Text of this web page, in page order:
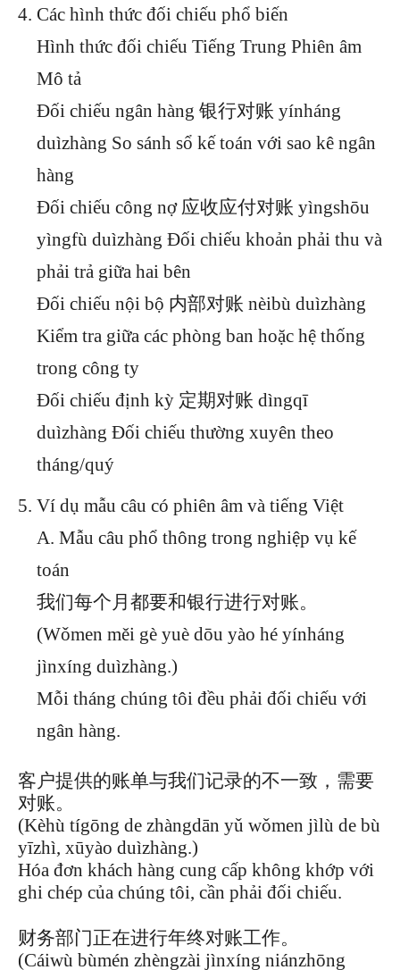
Các hình thức đối chiếu phổ biến
Hình thức đối chiếu Tiếng Trung Phiên âm
Mô tả
Đối chiếu ngân hàng 银行对账 yínháng
duìzhàng So sánh sổ kế toán với sao kê ngân
hàng
Đối chiếu công nợ 应收应付对账 yìngshōu
yìngfù duìzhàng Đối chiếu khoản phải thu và
phải trả giữa hai bên
Đối chiếu nội bộ 内部对账 nèibù duìzhàng
Kiểm tra giữa các phòng ban hoặc hệ thống
trong công ty
Đối chiếu định kỳ 定期对账 dìngqī
duìzhàng Đối chiếu thường xuyên theo
tháng/quý
Ví dụ mẫu câu có phiên âm và tiếng Việt
A. Mẫu câu phổ thông trong nghiệp vụ kế
toán
我们每个月都要和银行进行对账。
(Wǒmen měi gè yuè dōu yào hé yínháng
jìnxíng duìzhàng.)
Mỗi tháng chúng tôi đều phải đối chiếu với
ngân hàng.
客户提供的账单与我们记录的不一致，需要
对账。
(Kèhù tígōng de zhàngdān yǔ wǒmen jìlù de bù
yīzhì, xūyào duìzhàng.)
Hóa đơn khách hàng cung cấp không khớp với
ghi chép của chúng tôi, cần phải đối chiếu.
财务部门正在进行年终对账工作。
(Cáiwù bùmén zhèngzài jìnxíng niánzhōng